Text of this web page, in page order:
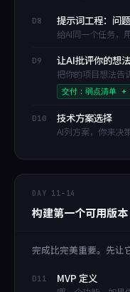
D8 提示词工程：问
给AI同一个任务，
D9 让AI批评你的想法
把你的项目想法告
交付：弱点清单 +
D10 技术方案选择
AI列方案，你来
DAY 11–14
构建第一个可用版本
完成比完美重要。先让
D11 MVP 定义